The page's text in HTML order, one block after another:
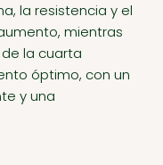
la resistencia y el
mientras
la cuarta
óptimo, con un
y una